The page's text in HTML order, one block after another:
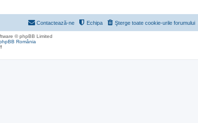
Şterge toate cookie-urile forumului
Echipa
Contactează-ne
© phpBB Limited
România